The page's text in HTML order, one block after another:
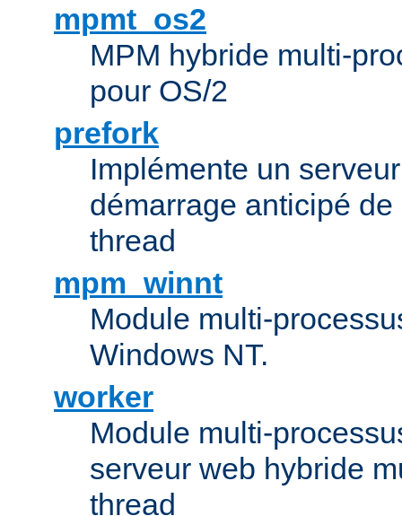
mpmt_os2
MPM hybride multi-
pour OS/2
prefork
Implémente un
démarrage anticipé
thread
mpm_winnt
Module multi-
Windows NT.
worker
Module multi-
serveur web hybride
thread